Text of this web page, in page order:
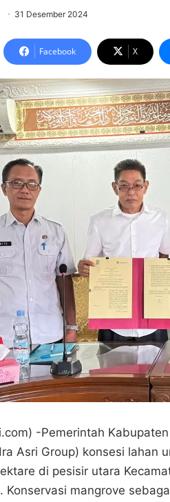
31 Desember 2024
Facebook X
-Pemerintah
Asri Group) konsesi lahan
di pesisir utara
Konservasi mangrove